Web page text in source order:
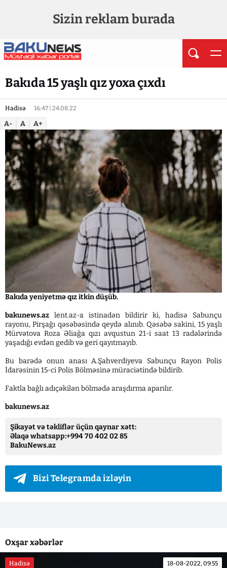
Sizin reklam burada
Bakıda 15 yaşlı qız yoxa çıxdı
Hadisə 16:47 | 24.08.22
A- A A+
Bakıda yeniyetmə qız itkin düşüb.
bakunews.az lent.az-a istinadən bildirir ki, hadisə Sabunçu
rayonu, Pirşağı qəsəbəsində qeydə alınıb. Qəsəbə sakini, 15 yaşlı
Mürvətova Roza Əliağa qızı avqustun 21-i saat 13 radələrində
yaşadığı evdən gedib və geri qayıtmayıb.
Bu barədə onun anası A.Şahverdiyeva Sabunçu Rayon Polis
İdarəsinin 15-ci Polis Bölməsinə müraciətində bildirib.
Faktla bağlı adıçəkilən bölmədə araşdırma aparılır.
bakunews.az
Şikayət və təkliflər üçün qaynar xətt:
Əlaqə whatsapp:+994 70 402 02 85
BakuNews.az
Bizi Telegramda izləyin
Oxşar xəbərlər
Hadisə 18-08-2022, 09:55